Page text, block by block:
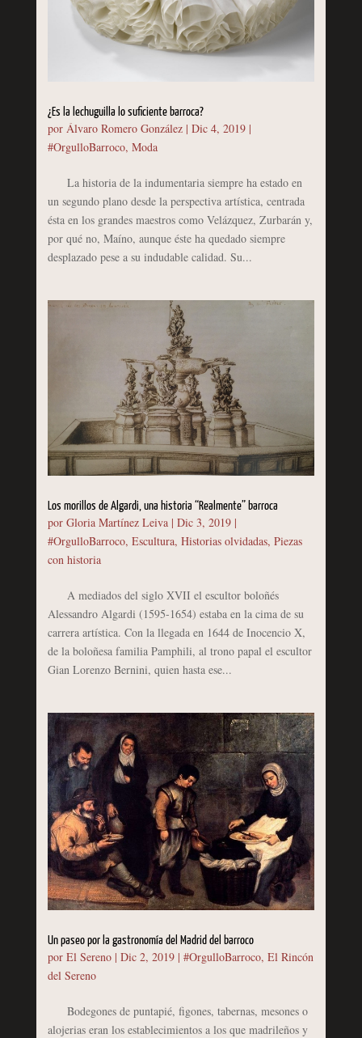
¿Es la lechuguilla lo suficiente barroca?
por Álvaro Romero González| Dic 4, 2019|
#OrgulloBarroco, Moda
La historia de la indumentaria siempre ha estado en
un segundo plano desde la perspectiva artística, centrada
ésta en los grandes maestros como Velázquez, Zurbarán y,
por qué no, Maíno, aunque éste ha quedado siempre
desplazado pese a su indudable calidad. Su...
Los morillos de Algardi, una historia “Realmente” barroca
por Gloria Martínez Leiva| Dic 3, 2019|
#OrgulloBarroco, Escultura, Historias olvidadas, Piezas
con historia
A mediados del siglo XVII el escultor boloñés
Alessandro Algardi (1595-1654) estaba en la cima de su
carrera artística. Con la llegada en 1644 de Inocencio X,
de la boloñesa familia Pamphili, al trono papal el escultor
Gian Lorenzo Bernini, quien hasta ese...
Un paseo por la gastronomía del Madrid del barroco
por El Sereno| Dic 2, 2019| #OrgulloBarroco, El Rincón
del Sereno
Bodegones de puntapié, figones, tabernas, mesones o
alojerias eran los establecimientos a los que madrileños y